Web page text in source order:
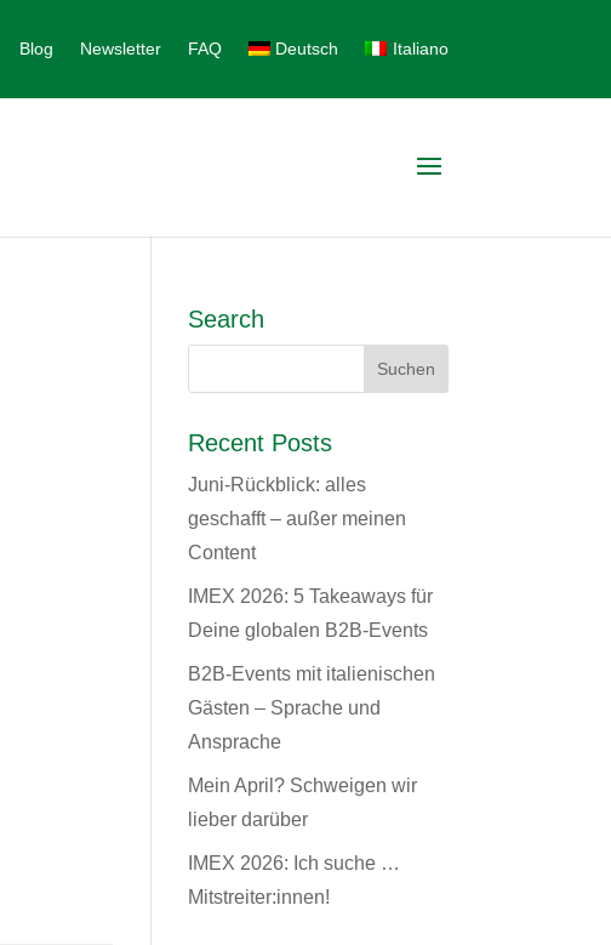
Blog Newsletter FAQ Deutsch Italiano
Search
Recent Posts
Juni-Rückblick: alles
geschafft – außer meinen
Content
IMEX 2026: 5 Takeaways für
Deine globalen B2B-Events
B2B-Events mit italienischen
Gästen – Sprache und
Ansprache
Mein April? Schweigen wir
lieber darüber
IMEX 2026: Ich suche …
Mitstreiter:innen!